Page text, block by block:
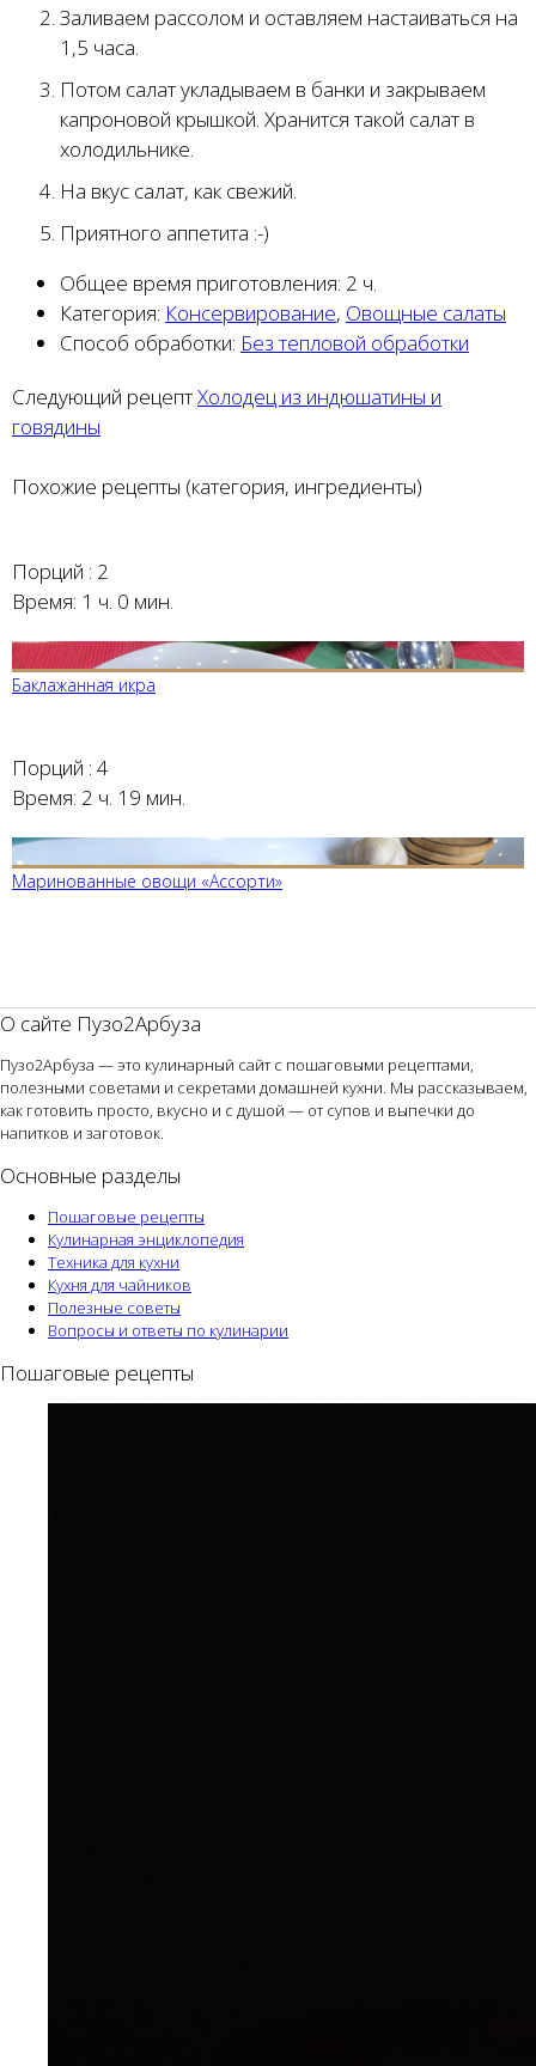
Заливаем рассолом и оставляем настаиваться на
1,5 часа.
Потом салат укладываем в банки и закрываем
капроновой крышкой. Хранится такой салат в
холодильнике.
На вкус салат, как свежий.
Приятного аппетита :-)
Общее время приготовления: 2 ч.
Категория: Консервирование, Овощные салаты
Способ обработки: Без тепловой обработки
Следующий рецептХолодец из индюшатины и
говядины
Похожие рецепты (категория, ингредиенты)
Порций : 2
Время: 1 ч. 0 мин.
Баклажанная икра
Порций : 4
Время: 2 ч. 19 мин.
Маринованные овощи «Ассорти»
О сайте Пузо2Арбуза
Пузо2Арбуза — это кулинарный сайт с пошаговыми рецептами,
полезными советами и секретами домашней кухни. Мы рассказываем,
как готовить просто, вкусно и с душой — от супов и выпечки до
напитков и заготовок.
Основные разделы
Пошаговые рецепты
Кулинарная энциклопедия
Техника для кухни
Кухня для чайников
Полезные советы
Вопросы и ответы по кулинарии
Пошаговые рецепты